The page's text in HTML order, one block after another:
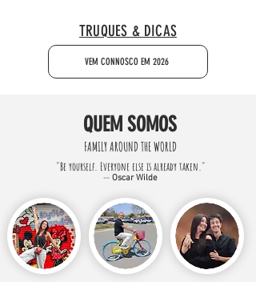
TRUQUES & DICAS
VEM CONNOSCO EM 2026
QUEM SOMOS
FAMILY AROUND THE WORLD
"Be yourself. Everyone else is already taken."
-- Oscar Wilde